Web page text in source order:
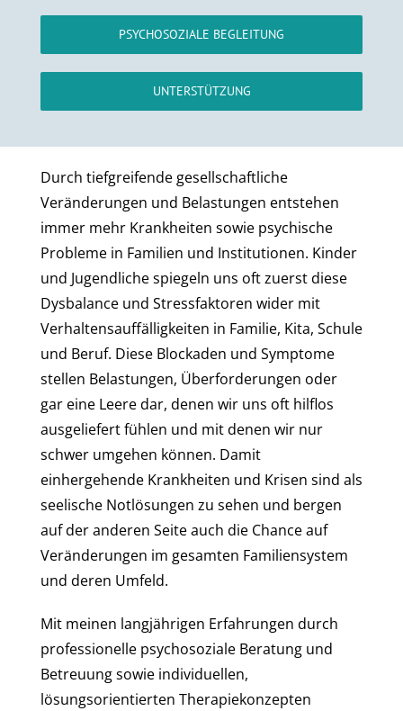
PSYCHOSOZIALE BEGLEITUNG
UNTERSTÜTZUNG
Durch tiefgreifende gesellschaftliche
Veränderungen und Belastungen entstehen
immer mehr Krankheiten sowie psychische
Probleme in Familien und Institutionen. Kinder
und Jugendliche spiegeln uns oft zuerst diese
Dysbalance und Stressfaktoren wider mit
Verhaltensauffälligkeiten in Familie, Kita, Schule
und Beruf. Diese Blockaden und Symptome
stellen Belastungen, Überforderungen oder
gar eine Leere dar, denen wir uns oft hilflos
ausgeliefert fühlen und mit denen wir nur
schwer umgehen können. Damit
einhergehende Krankheiten und Krisen sind als
seelische Notlösungen zu sehen und bergen
auf der anderen Seite auch die Chance auf
Veränderungen im gesamten Familiensystem
und deren Umfeld.
Mit meinen langjährigen Erfahrungen durch
professionelle psychosoziale Beratung und
Betreuung sowie individuellen,
lösungsorientierten Therapiekonzepten